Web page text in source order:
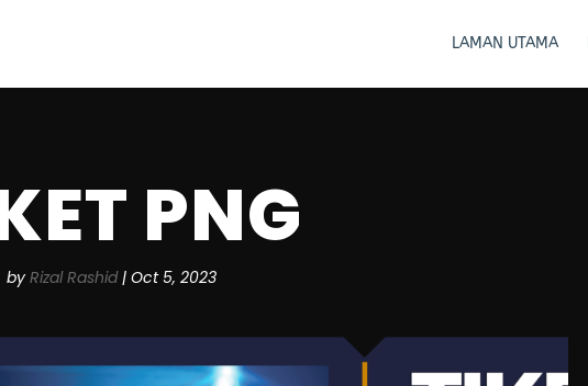
LAMAN UTAMA
PNG
byRizal Rashid|Oct 5, 2023